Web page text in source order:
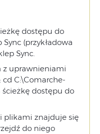
dostępu do
(przykładowa
Sync.
z uprawnieniami
C:\Comarche-
ścieżkę dostępu do
plikami znajduje się
do niego